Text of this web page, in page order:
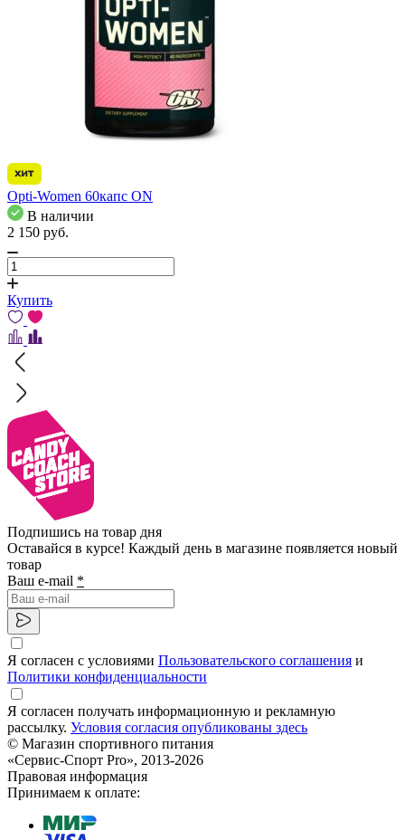
Opti-Women 60капс ON
В наличии
2 150 pуб.
Купить
Подпишись на товар дня
Оставайся в курсе! Каждый день в магазине появляется новый
товар
Ваш e-mail *
Я согласен с условиями Пользовательского соглашения и
Политики конфиденциальности
Я согласен получать информационную и рекламную
рассылку. Условия согласия опубликованы здесь
© Магазин спортивного питания
«Сервис-Спорт Pro», 2013-2026
Правовая информация
Принимаем к оплате: